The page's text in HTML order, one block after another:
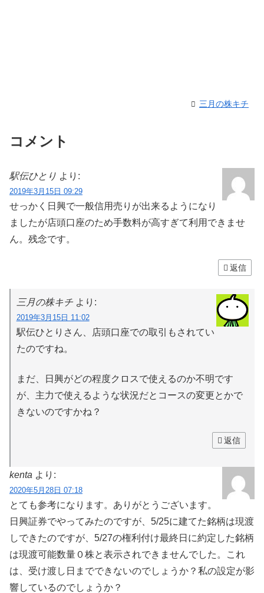
三月の株キチ
コメント
駅伝ひとり より:
2019年3月15日 09:29
せっかく日興で一般信用売りが出来るようになり
ましたが店頭口座のため手数料が高すぎて利用できませ
ん。残念です。
返信
三月の株キチ より:
2019年3月15日 11:02
駅伝ひとりさん、店頭口座での取引もされてい
たのですね。
まだ、日興がどの程度クロスで使えるのか不明です
が、主力で使えるような状況だとコースの変更とかで
きないのですかね？
返信
kenta より:
2020年5月28日 07:18
とても参考になります。ありがとうございます。
日興証券でやってみたのですが、5/25に建てた銘柄は現渡
しできたのですが、5/27の権利付け最終日に約定した銘柄
は現渡可能数量０株と表示されできませんでした。これ
は、受け渡し日までできないのでしょうか？私の設定が影
響しているのでしょうか？